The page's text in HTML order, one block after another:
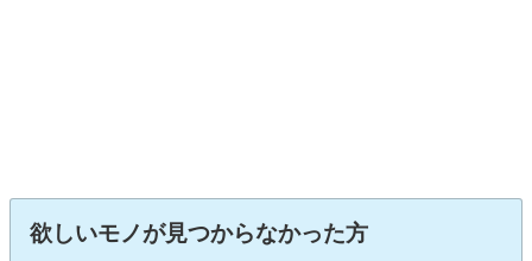
欲しいモノが見つからなかった方